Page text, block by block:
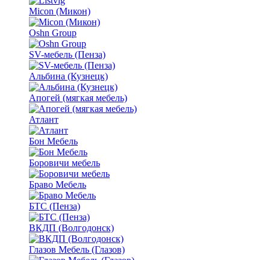
Micon (Микон)
Oshn Group
SV-мебель (Пенза)
Альбина (Кузнецк)
Апогей (мягкая мебель)
Атлант
Бон Мебель
Боровичи мебель
Браво Мебель
БТС (Пенза)
ВКДП (Волгодонск)
Глазов Мебель (Глазов)